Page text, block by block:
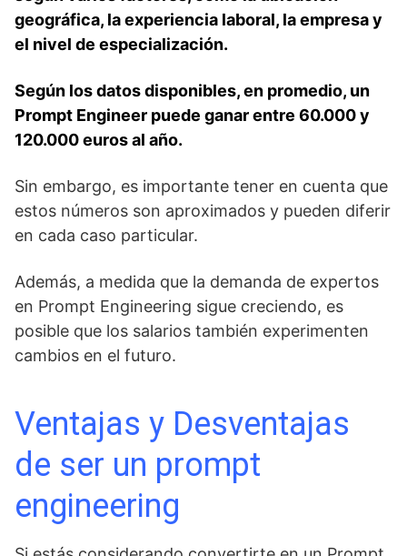
geográfica, la experiencia laboral, la empresa y
el nivel de especialización.
Según los datos disponibles, en promedio, un
Prompt Engineer puede ganar entre 60.000 y
120.000 euros al año.
Sin embargo, es importante tener en cuenta que
estos números son aproximados y pueden diferir
en cada caso particular.
Además, a medida que la demanda de expertos
en Prompt Engineering sigue creciendo, es
posible que los salarios también experimenten
cambios en el futuro.
Ventajas y Desventajas
de ser un prompt
engineering